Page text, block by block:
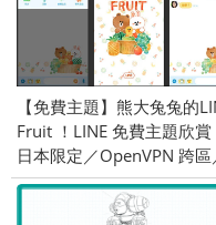
【免費主題】熊大兔兔的
Fruit ！LINE 免費主題欣賞
日本限定／OpenVPN 跨區
2018/06/21